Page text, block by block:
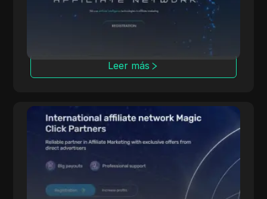
Ofrece acuerdos de CPA, CPL y CRG y apoya
campañas en más de 100 países.
Leer más
Magic Click
Magic Click colabora con más de 10,000
afiliados, ofreciendo más de 500 productos
de iGaming a través de sólidas asociaciones.